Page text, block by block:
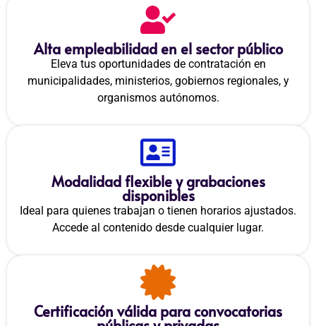
Alta empleabilidad en el sector público
Eleva tus oportunidades de contratación en
municipalidades, ministerios, gobiernos regionales, y
organismos autónomos.
Modalidad flexible y grabaciones
disponibles
Ideal para quienes trabajan o tienen horarios ajustados.
Accede al contenido desde cualquier lugar.
Certificación válida para convocatorias